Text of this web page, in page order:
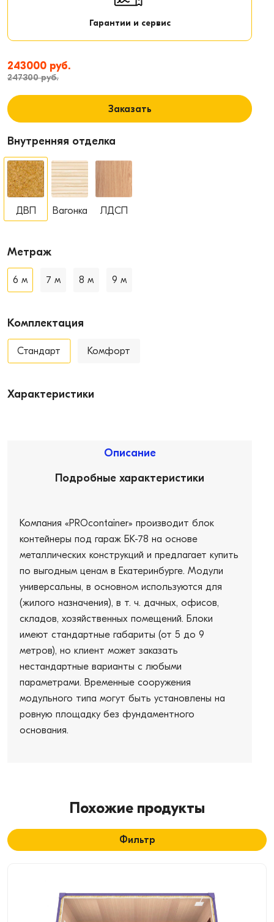
Гарантии и сервис
243000 руб.
247300 руб.
Заказать
Внутренняя отделка
ДВП Вагонка ЛДСП
Метраж
6 м 7 м 8 м 9 м
Комплектация
Стандарт Комфорт
Характеристики
Описание
Подробные характеристики
Компания «PROcontainer» производит блок
контейнеры под гараж БК-78 на основе
металлических конструкций и предлагает купить
по выгодным ценам в Екатеринбурге. Модули
универсальны, в основном используются для
(жилого назначения), в т. ч. дачных, офисов,
складов, хозяйственных помещений. Блоки
имеют стандартные габариты (от 5 до 9
метров), но клиент может заказать
нестандартные варианты с любыми
параметрами. Временные сооружения
модульного типа могут быть установлены на
ровную площадку без фундаментного
основания.
Похожие продукты
Фильтр